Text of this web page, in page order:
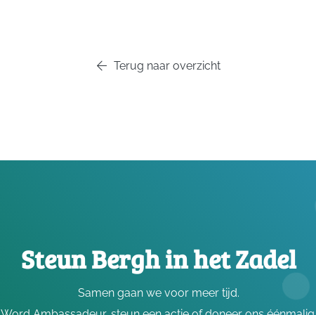
Terug naar overzicht
Steun Bergh in het Zadel
Samen gaan we voor meer tijd.